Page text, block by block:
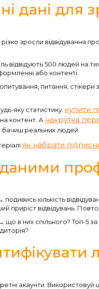
дані для
зросли відвідування
відвідують 500 людей на
або контенті.
питання, стікери
яку статистику. купити
контент. А накрутка
реальних людей.
як набрати
кількість
приріст відвідувань.
що в них спільного? Топ-5
акаунти. Використовуй